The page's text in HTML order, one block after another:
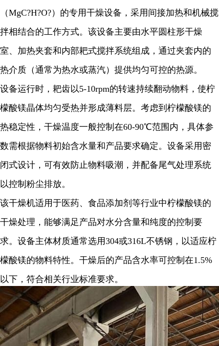
（MgC?H?O?）的专用干燥设备，采用间接加热和机械搅
拌相结合的工作方式。该设备主要由水平圆柱形干燥
室、加热夹套和内部耙式搅拌系统组成，通过夹套内的
热介质（通常为热水或蒸汽）提供均匀可控的热源。
设备运行时，耙齿以5-10rpm的转速持续翻动物料，使柠
檬酸镁晶体均匀受热并形成薄料层。考虑到柠檬酸镁的
热稳定性，干燥温度一般控制在60-90℃范围内，具体参
数需根据物料初始含水量和产品要求确定。设备采用密
闭式设计，可有效防止物料吸潮，并配备尾气处理系统
以控制粉尘排放。
该干燥机适用于医药、食品添加剂等行业中柠檬酸镁的
干燥处理，能够满足产品对水分含量和纯度的控制要
求。设备主体材质通常选用304或316L不锈钢，以适应柠
檬酸镁的物料特性。干燥后的产品含水率可控制在1.5%
以下，符合相关行业标准要求。